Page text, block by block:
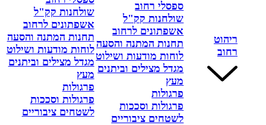
ריהוט
רחוב
ספסלי רחוב
שולחנות קק"ל
אשפתונים לרחוב
תחנות המתנה והסעה
לוחות מודעות ושילוט
מגדל מצילים וביתנים
מעץ
פרגולות
פרגולות וסככות
לשטחים ציבוריים
שולחנות קק"ל
אשפתונים לרחוב
תחנות המתנה והסעה
לוחות מודעות ושילוט
מגדל מצילים וביתנים
מעץ
פרגולות
פרגולות וסככות
לשטחים ציבוריים